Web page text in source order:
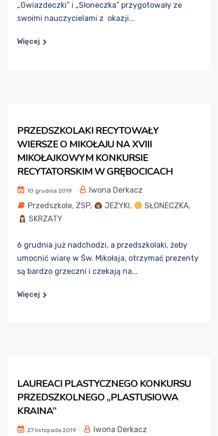
„Gwiazdeczki” i „Słoneczka” przygotowały ze
swoimi nauczycielami z okazji...
Więcej
PRZEDSZKOLAKI RECYTOWAŁY
WIERSZE O MIKOŁAJU NA XVIII
MIKOŁAJKOWYM KONKURSIE
RECYTATORSKIM W GRĘBOCICACH
10 grudnia 2019
Iwona Derkacz
Przedszkole, ZSP, JEŻYKI, SŁONECZKA,
SKRZATY
6 grudnia już nadchodzi, a przedszkolaki, żeby
umocnić wiarę w Św. Mikołaja, otrzymać prezenty
są bardzo grzeczni i czekają na...
Więcej
LAUREACI PLASTYCZNEGO KONKURSU
PRZEDSZKOLNEGO „PLASTUSIOWA
KRAINA”
27 listopada 2019
Iwona Derkacz